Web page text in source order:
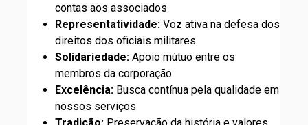
contas aos associados
Representatividade: Voz ativa na defesa dos
direitos dos oficiais militares
Solidariedade: Apoio mútuo entre os
membros da corporação
Excelência: Busca contínua pela qualidade em
nossos serviços
Tradição: Preservação da história e valores